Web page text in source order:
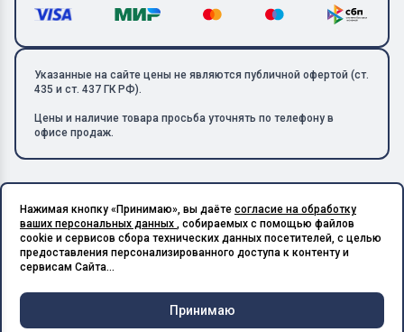
Указанные на сайте цены не являются публичной офертой (ст.
435 и ст. 437 ГК РФ).
Цены и наличие товара просьба уточнять по телефону в
офисе продаж.
Copyright © 2026 ООО «Металлолом-1». Все права защищены.
Разработано в X-Point.Studio
ИНН: 5003129594 | КПП: 500301001 | ОГРН: 1185027017240
Подпишитесь на Telegram,
получите скидку 20%
Главная Каталог Корзина Меню
Нажимая кнопку «Принимаю», вы даёте согласие на обработку
ваших персональных данных , собираемых с помощью файлов
cookie и сервисов сбора технических данных посетителей, с целью
предоставления персонализированного доступа к контенту и
сервисам Сайта...
Принимаю